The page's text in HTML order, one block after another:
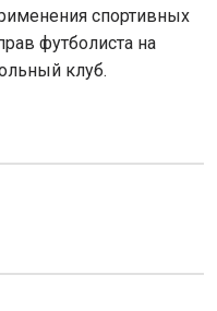
спортивных
футболиста на
клуб.